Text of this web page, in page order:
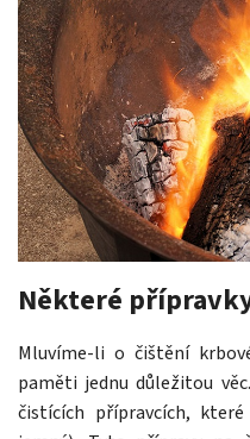
Některé
Mluvíme-li o čištění
paměti jednu důležitou
čistících přípravcích,